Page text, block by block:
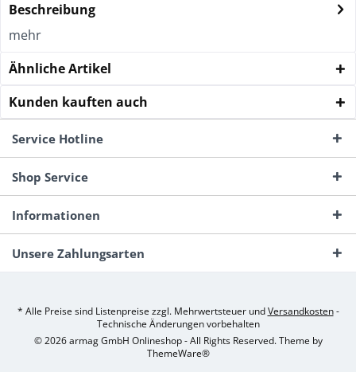
Beschreibung
mehr
Ähnliche Artikel
Kunden kauften auch
Service Hotline
Shop Service
Informationen
Unsere Zahlungsarten
* Alle Preise sind Listenpreise zzgl. Mehrwertsteuer undVersandkosten-
Technische Änderungen vorbehalten
© 2026 armag GmbH Onlineshop - All Rights Reserved. Theme by
ThemeWare®